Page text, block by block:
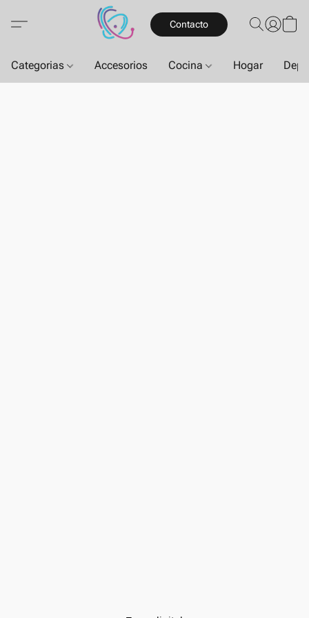
Contacto
Categorias Accesorios Cocina Hogar